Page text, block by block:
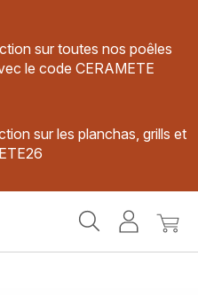
sur toutes nos poêles
le code CERAMETE
sur les planchas, grills et
MonMon